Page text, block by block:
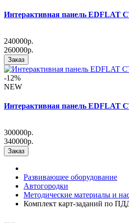
Интерактивная панель EDFLAT
240000р.
260000р.
Заказ
-12%
NEW
Интерактивная панель EDFLAT
300000р.
340000р.
Заказ
Развивающее оборудование
Автогородки
Методические материалы и
Комплект карт-заданий по